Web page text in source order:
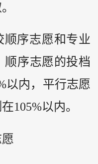
顺序志愿和专业
顺序志愿的投档
以内，平行志愿
105%以内。